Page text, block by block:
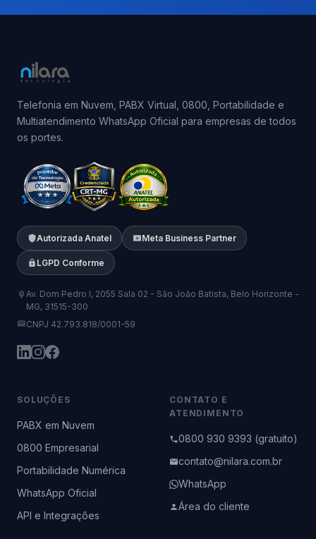
Telefonia em Nuvem, PABX Virtual, 0800, Portabilidade e
Multiatendimento WhatsApp Oficial para empresas de todos
os portes.
Autorizada Anatel Meta Business Partner
LGPD Conforme
Av. Dom Pedro I, 2055 Sala 02 - São João Batista, Belo Horizonte -
MG, 31515-300
CNPJ 42.793.818/0001-59
SOLUÇÕES
PABX em Nuvem
0800 Empresarial
Portabilidade Numérica
WhatsApp Oficial
API e Integrações
CONTATO E
ATENDIMENTO
0800 930 9393 (gratuito)
contato@nilara.com.br
WhatsApp
Área do cliente